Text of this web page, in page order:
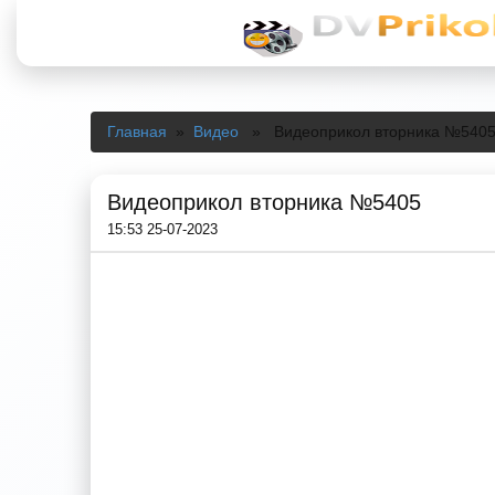
Главная » Видео » Видеоприкол вторника №5405
Видеоприкол вторника №5405
15:53 25-07-2023